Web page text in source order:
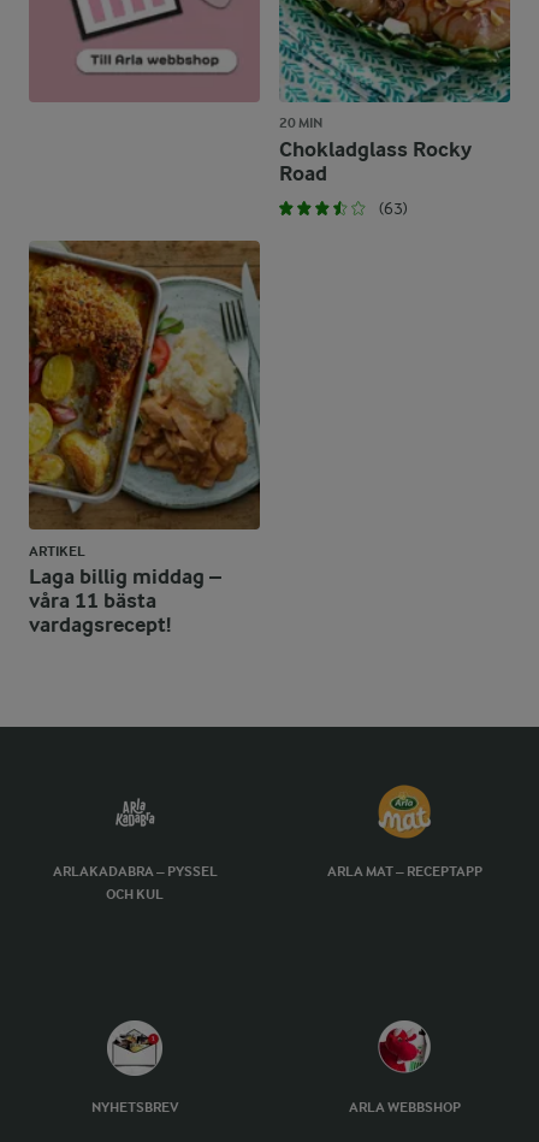
20 MIN
Chokladglass Rocky
Road
(63)
ARTIKEL
Laga billig middag –
våra 11 bästa
vardagsrecept!
ARLAKADABRA – PYSSEL
OCH KUL
ARLA MAT – RECEPTAPP
NYHETSBREV ARLA WEBBSHOP